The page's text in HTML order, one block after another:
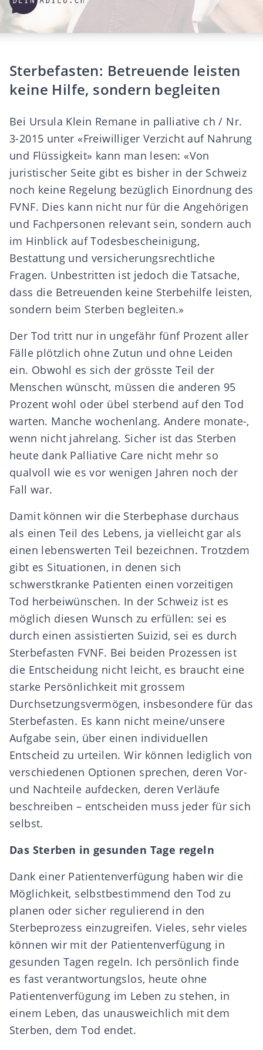
Sterbefasten: Betreuende leisten
keine Hilfe, sondern begleiten
Bei Ursula Klein Remane in palliative ch / Nr.
3-2015 unter «Freiwilliger Verzicht auf Nahrung
und Flüssigkeit» kann man lesen: «Von
juristischer Seite gibt es bisher in der Schweiz
noch keine Regelung bezüglich Einordnung des
FVNF. Dies kann nicht nur für die Angehörigen
und Fachpersonen relevant sein, sondern auch
im Hinblick auf Todesbescheinigung,
Bestattung und versicherungsrechtliche
Fragen. Unbestritten ist jedoch die Tatsache,
dass die Betreuenden keine Sterbehilfe leisten,
sondern beim Sterben begleiten.»
Der Tod tritt nur in ungefähr fünf Prozent aller
Fälle plötzlich ohne Zutun und ohne Leiden
ein. Obwohl es sich der grösste Teil der
Menschen wünscht, müssen die anderen 95
Prozent wohl oder übel sterbend auf den Tod
warten. Manche wochenlang. Andere monate-,
wenn nicht jahrelang. Sicher ist das Sterben
heute dank Palliative Care nicht mehr so
qualvoll wie es vor wenigen Jahren noch der
Fall war.
Damit können wir die Sterbephase durchaus
als einen Teil des Lebens, ja vielleicht gar als
einen lebenswerten Teil bezeichnen. Trotzdem
gibt es Situationen, in denen sich
schwerstkranke Patienten einen vorzeitigen
Tod herbeiwünschen. In der Schweiz ist es
möglich diesen Wunsch zu erfüllen: sei es
durch einen assistierten Suizid, sei es durch
Sterbefasten FVNF. Bei beiden Prozessen ist
die Entscheidung nicht leicht, es braucht eine
starke Persönlichkeit mit grossem
Durchsetzungsvermögen, insbesondere für das
Sterbefasten. Es kann nicht meine/unsere
Aufgabe sein, über einen individuellen
Entscheid zu urteilen. Wir können lediglich von
verschiedenen Optionen sprechen, deren Vor-
und Nachteile aufdecken, deren Verläufe
beschreiben – entscheiden muss jeder für sich
selbst.
Das Sterben in gesunden Tage regeln
Dank einer Patientenverfügung haben wir die
Möglichkeit, selbstbestimmend den Tod zu
planen oder sicher regulierend in den
Sterbeprozess einzugreifen. Vieles, sehr vieles
können wir mit der Patientenverfügung in
gesunden Tagen regeln. Ich persönlich finde
es fast verantwortungslos, heute ohne
Patientenverfügung im Leben zu stehen, in
einem Leben, das unausweichlich mit dem
Sterben, dem Tod endet.